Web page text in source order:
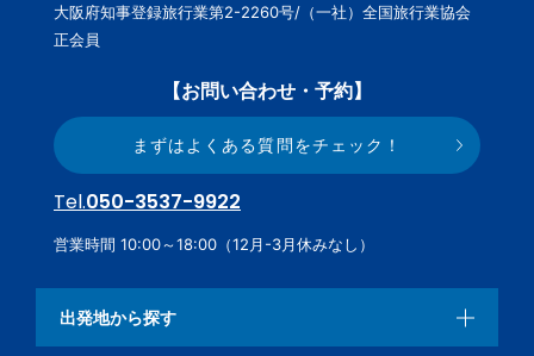
大阪府知事登録旅行業第2-2260号/（一社）全国旅行業協会
正会員
【お問い合わせ・予約】
まずはよくある質問をチェック！
Tel.050-3537-9922
営業時間 10:00～18:00（12月-3月休みなし）
出発地から探す